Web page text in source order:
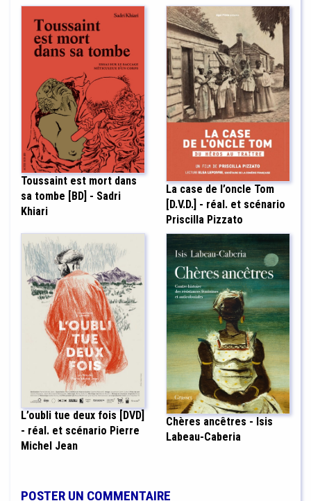
Toussaint est mort dans
sa tombe [BD] - Sadri
Khiari
La case de l’oncle Tom
[D.V.D.] - réal. et scénario
Priscilla Pizzato
L’oubli tue deux fois [DVD]
- réal. et scénario Pierre
Michel Jean
Chères ancêtres - Isis
Labeau-Caberia
POSTER UN COMMENTAIRE